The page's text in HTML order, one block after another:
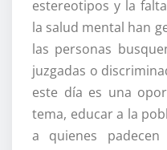
estereotipos y la
la salud mental han
las personas
juzgadas o
este día es una
tema, educar a la
a quienes